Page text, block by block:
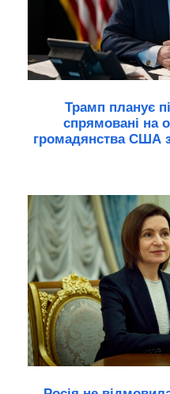
Трамп планує
спрямовані на
громадянства США